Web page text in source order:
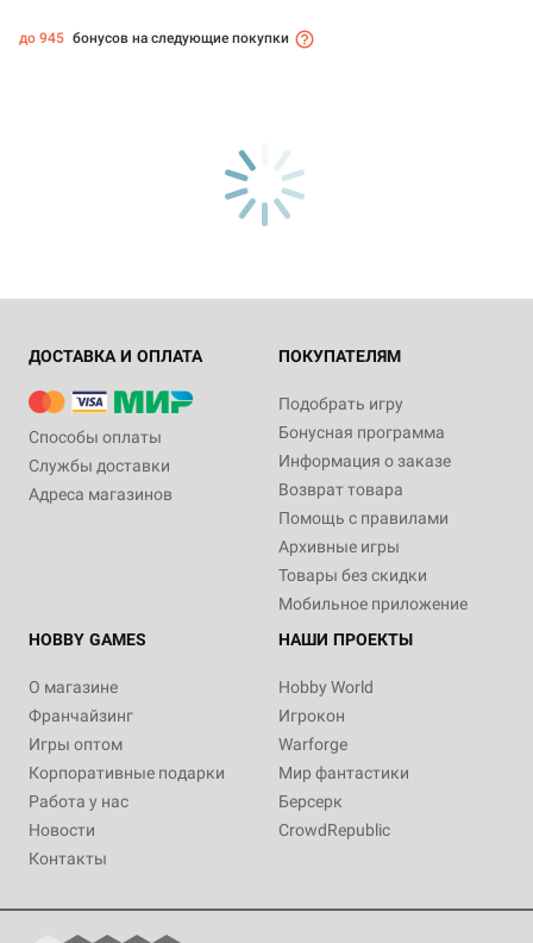
до 945 бонусов на следующие покупки
ДОСТАВКА И ОПЛАТА
Способы оплаты
Службы доставки
Адреса магазинов
ПОКУПАТЕЛЯМ
Подобрать игру
Бонусная программа
Информация о заказе
Возврат товара
Помощь с правилами
Архивные игры
Товары без скидки
Мобильное приложение
HOBBY GAMES
О магазине
Франчайзинг
Игры оптом
Корпоративные подарки
Работа у нас
Новости
Контакты
НАШИ ПРОЕКТЫ
Hobby World
Игрокон
Warforge
Мир фантастики
Берсерк
CrowdRepublic